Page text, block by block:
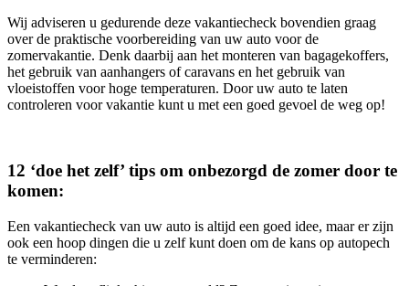
Wij adviseren u gedurende deze vakantiecheck bovendien graag
over de praktische voorbereiding van uw auto voor de
zomervakantie. Denk daarbij aan het monteren van bagagekoffers,
het gebruik van aanhangers of caravans en het gebruik van
vloeistoffen voor hoge temperaturen. Door uw auto te laten
controleren voor vakantie kunt u met een goed gevoel de weg op!
12 ‘doe het zelf’ tips om onbezorgd de zomer door te
komen:
Een vakantiecheck van uw auto is altijd een goed idee, maar er zijn
ook een hoop dingen die u zelf kunt doen om de kans op autopech
te verminderen: